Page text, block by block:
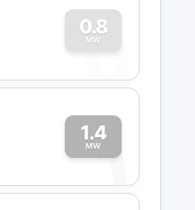
0.8
MW
0
1.4
MW
1